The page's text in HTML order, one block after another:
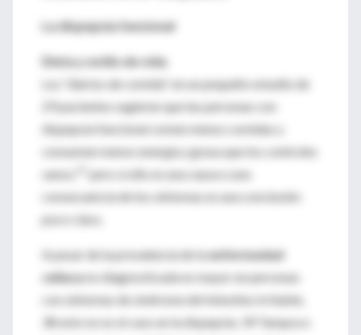
La dispepsia funcional
Dieta y estilo de vida
Los “diarios de comida” en un pequeño estudio de
29 pacientes sugieren que las personas con
dispepsia funcional comen menos comidas y
consumen menos energía y grasa que los controles
sanos,
pero si ello es una causa o una
consecuencia de los síntomas es una conclusión
poco clara.
A pesar de la prevalencia de laenfermedad
celíacano diagnosticada es mayor en personas
con síntomas de síndrome del intestino irritable,
38 esto no es el caso en la dispepsia. 39 Tampoco